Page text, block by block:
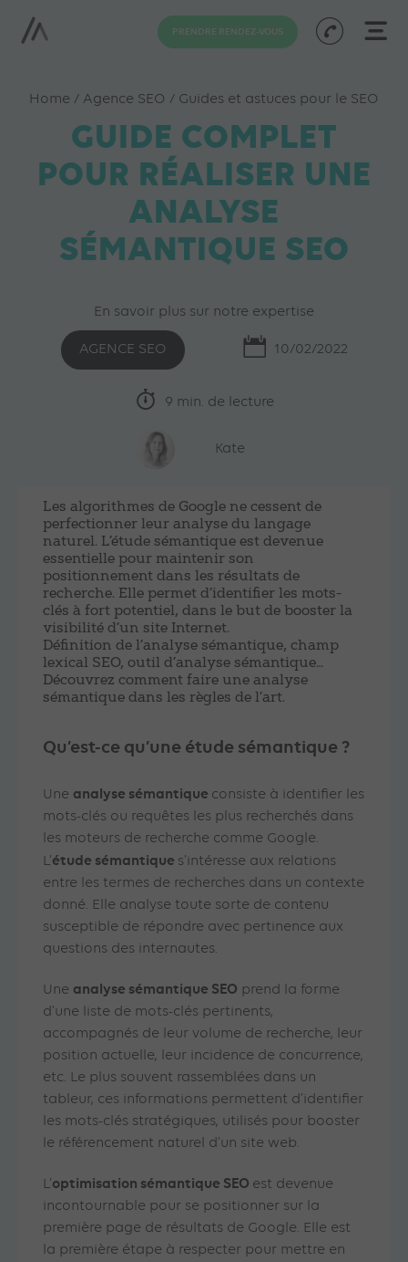
PRENDRE RENDEZ-VOUS
Home / Agence SEO / Guides et astuces pour le SEO
GUIDE COMPLET
POUR RÉALISER UNE
ANALYSE
SÉMANTIQUE SEO
En savoir plus sur notre expertise
AGENCE SEO 10/02/2022
9 min. de lecture
Kate
Les algorithmes de Google ne cessent de
perfectionner leur analyse du langage
naturel. L’étude sémantique est devenue
essentielle pour maintenir son
positionnement dans les résultats de
recherche. Elle permet d’identifier les mots-
clés à fort potentiel, dans le but de booster la
visibilité d’un site Internet.
Définition de l’analyse sémantique, champ
lexical SEO, outil d’analyse sémantique…
Découvrez comment faire une analyse
sémantique dans les règles de l’art.
Qu’est-ce qu’une étude sémantique ?
Une analyse sémantique consiste à identifier les
mots-clés ou requêtes les plus recherchés dans
les moteurs de recherche comme Google.
L’étude sémantique s’intéresse aux relations
entre les termes de recherches dans un contexte
donné. Elle analyse toute sorte de contenu
susceptible de répondre avec pertinence aux
questions des internautes.
Une analyse sémantique SEO prend la forme
d’une liste de mots-clés pertinents,
accompagnés de leur volume de recherche, leur
position actuelle, leur incidence de concurrence,
etc. Le plus souvent rassemblées dans un
tableur, ces informations permettent d’identifier
les mots-clés stratégiques, utilisés pour booster
le référencement naturel d’un site web.
L’optimisation sémantique SEO est devenue
incontournable pour se positionner sur la
première page de résultats de Google. Elle est
la première étape à respecter pour mettre en